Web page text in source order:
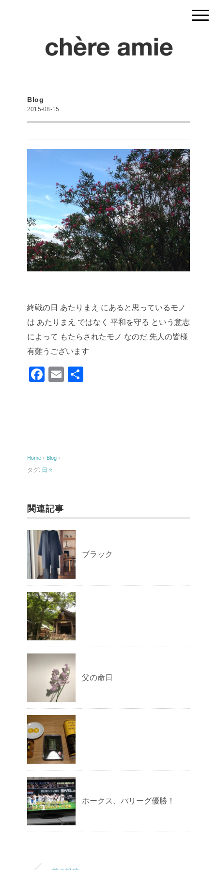
Blog
2015-08-15
終戦の日 あたりまえ にあると思っているモノ
は あたりまえ ではなく 平和を守る という意志
によって もたらされたモノ なのだ 先人の皆様
有難うございます
F
o
o
E
Home › Blog ›
タグ: 日々
関連記事
ブラック
父の命日
ホークス、パリーグ優勝！